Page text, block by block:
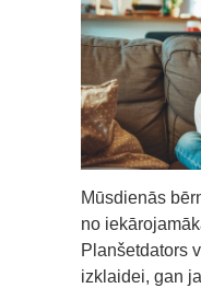
Mūsdienās
no
Planšetdators
izklaidei, gan